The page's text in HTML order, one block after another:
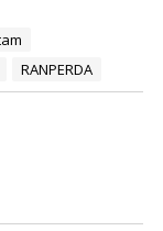
RANPERDA